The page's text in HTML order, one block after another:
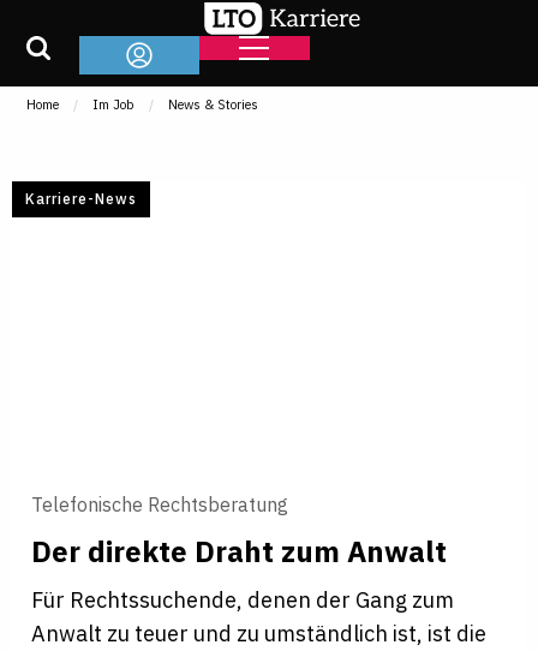
Home Im Job News & Stories
Karriere-News
Telefonische Rechtsberatung
Der direkte Draht zum Anwalt
Für Rechtssuchende, denen der Gang zum
Anwalt zu teuer und zu umständlich ist, ist die